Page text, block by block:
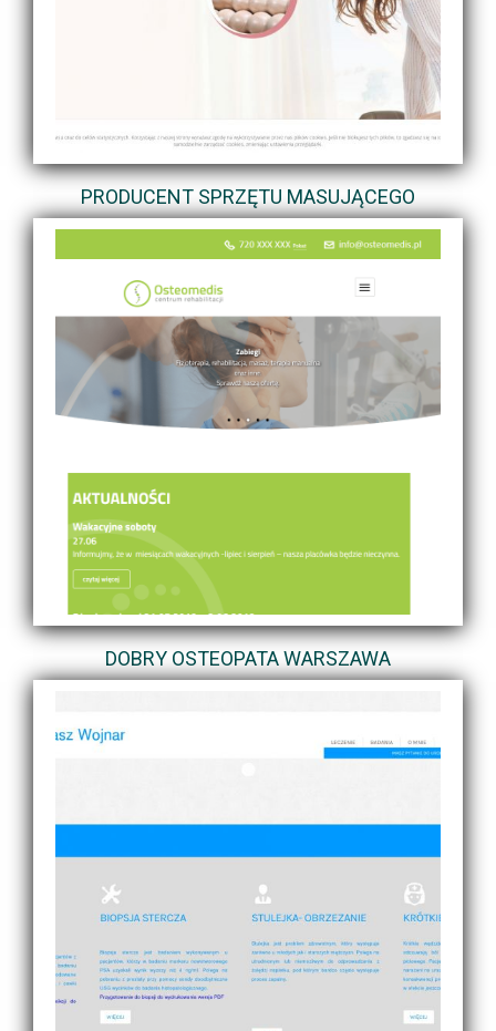
PRODUCENT SPRZĘTU MASUJĄCEGO
DOBRY OSTEOPATA WARSZAWA